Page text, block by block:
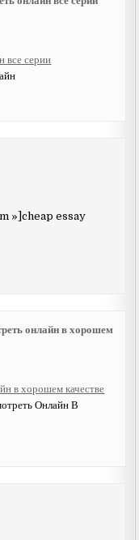
все серии
»]cheap essay
онлайн в хорошем
в хорошем качестве
Онлайн В